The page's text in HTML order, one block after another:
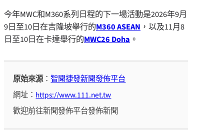
今年MWC和M360系列日程的下一場活動是2026年9月
9日至10日在吉隆坡舉行的M360 ASEAN ，以及11月8
日至10日在卡達舉行的MWC26 Doha 。
原始來源：智聞捷發新聞發佈平台
網址： https://www.111.net.tw
歡迎前往新聞發佈平台發佈新聞